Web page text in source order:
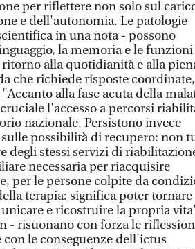
per riflettere non solo sul
e dell'autonomia. Le patologie
in una nota - possono
la memoria e le funzioni
alla quotidianità e alla
che richiede risposte coordinate,
alla fase acuta della
l'accesso a percorsi
nazionale. Persistono invece
possibilità di recupero: non
degli stessi servizi di
necessaria per riacquisire
per le persone colpite da
terapia: significa poter tornare
e ricostruire la propria
- risuonano con forza le
le conseguenze dell'ictus